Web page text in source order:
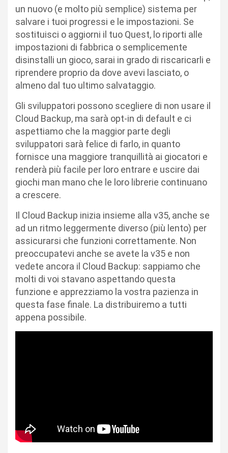
un nuovo (e molto più semplice) sistema per
salvare i tuoi progressi e le impostazioni. Se
sostituisci o aggiorni il tuo Quest, lo riporti alle
impostazioni di fabbrica o semplicemente
disinstalli un gioco, sarai in grado di riscaricarli e
riprendere proprio da dove avevi lasciato, o
almeno dal tuo ultimo salvataggio.
Gli sviluppatori possono scegliere di non usare il
Cloud Backup, ma sarà opt-in di default e ci
aspettiamo che la maggior parte degli
sviluppatori sarà felice di farlo, in quanto
fornisce una maggiore tranquillità ai giocatori e
renderà più facile per loro entrare e uscire dai
giochi man mano che le loro librerie continuano
a crescere.
Il Cloud Backup inizia insieme alla v35, anche se
ad un ritmo leggermente diverso (più lento) per
assicurarsi che funzioni correttamente. Non
preoccupatevi anche se avete la v35 e non
vedete ancora il Cloud Backup: sappiamo che
molti di voi stavano aspettando questa
funzione e apprezziamo la vostra pazienza in
questa fase finale. La distribuiremo a tutti
appena possibile.